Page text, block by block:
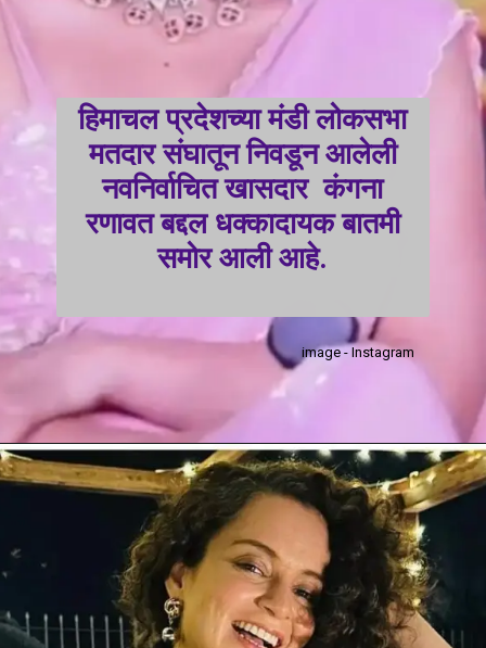
हिमाचल प्रदेशच्या मंडी लोकसभा
मतदार संघातून निवडून आलेली
नवनिर्वाचित खासदार कंगना
रणावत बद्दल धक्कादायक बातमी
समोर आली आहे.
image - Instagram